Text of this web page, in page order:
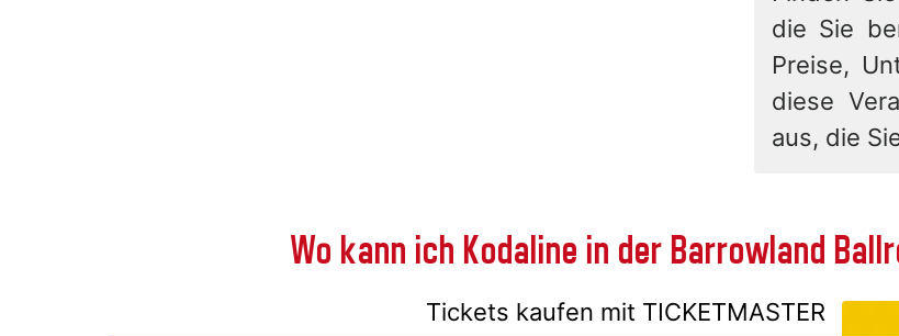
die Sie
Preise,
diese
aus, die
Wo kann ich Kodaline in der Barrowland
Tickets kaufen mit TICKETMASTER